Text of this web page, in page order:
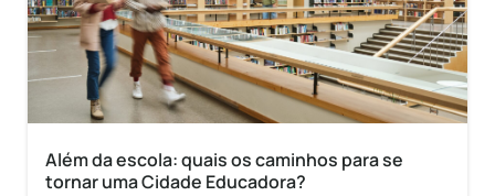
Além da escola: quais os caminhos para se
tornar uma Cidade Educadora?